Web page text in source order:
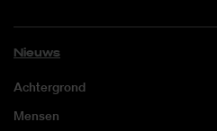
Nieuws
Achtergrond
Mensen